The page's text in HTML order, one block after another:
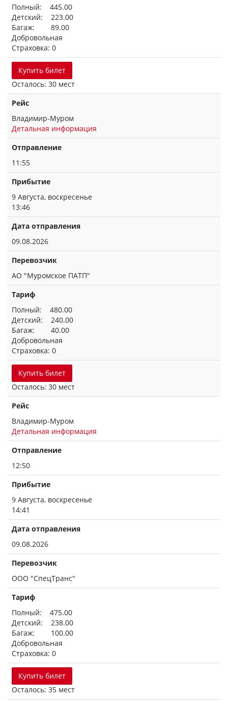
Полный: 445.00
Детский: 223.00
Багаж: 89.00
Добровольная
Страховка: 0
Купить билет
Осталось: 30 мест
Рейс
Владимир-Муром
Детальная информация
Отправление
11:55
Прибытие
9 Августа, воскресенье
13:46
Дата отправления
09.08.2026
Перевозчик
АО "Муромское ПАТП"
Тариф
Полный: 480.00
Детский: 240.00
Багаж: 40.00
Добровольная
Страховка: 0
Купить билет
Осталось: 30 мест
Рейс
Владимир-Муром
Детальная информация
Отправление
12:50
Прибытие
9 Августа, воскресенье
14:41
Дата отправления
09.08.2026
Перевозчик
ООО "СпецТранс"
Тариф
Полный: 475.00
Детский: 238.00
Багаж: 100.00
Добровольная
Страховка: 0
Купить билет
Осталось: 35 мест